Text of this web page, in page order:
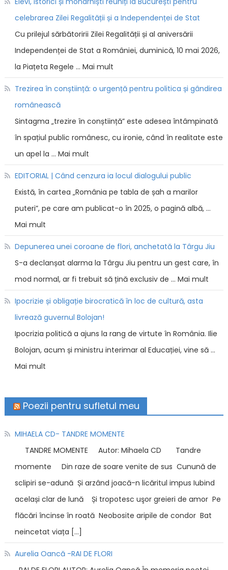
celebrarea Zilei Regalității și a Independenței de Stat
Cu prilejul sărbătoririi Zilei Regalității și al aniversării
Independenței de Stat a României, duminică, 10 mai 2026,
la Piațeta Regele … Mai mult
Trezirea în conștiință: o urgență pentru politica și gândirea
românească
Sintagma „trezire în conștiință” este adesea întâmpinată
în spațiul public românesc, cu ironie, când în realitate este
un apel la … Mai mult
EDITORIAL | Când cenzura ia locul dialogului public
Există, în cartea „România pe tabla de șah a marilor
puteri”, pe care am publicat-o în 2025, o pagină albă, …
Mai mult
Depunerea unei coroane de flori, anchetată la Târgu Jiu
S-a declanșat alarma la Târgu Jiu pentru un gest care, în
mod normal, ar fi trebuit să țină exclusiv de … Mai mult
Ipocrizie și obligație birocratică în loc de cultură, asta
livrează guvernul Bolojan!
Ipocrizia politică a ajuns la rang de virtute în România. Ilie
Bolojan, acum și ministru interimar al Educației, vine să …
Mai mult
Poezii pentru sufletul meu
MIHAELA CD- TANDRE MOMENTE
TANDRE MOMENTE Autor: Mihaela CD Tandre
momente Din raze de soare venite de sus Cunună de
sclipiri se-adună Și arzând joacă-n licăritul impus Iubind
același clar de lună Și tropotesc uşor greieri de amor Pe
flăcări încinse în roată Neobosite aripile de condor Bat
neincetat viața […]
Aurelia Oancă -RAI DE FLORI